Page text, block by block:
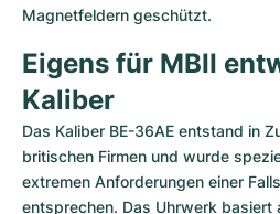
Magnetfeldern geschützt.
Eigens für MBII
Kaliber
Das Kaliber BE-36AE entstand in
britischen Firmen und wurde
extremen Anforderungen einer
entsprechen. Das Uhrwerk basiert